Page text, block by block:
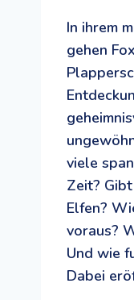
In ihrem
gehen
viele
Zeit?
Elfen?
voraus?
Und wie
Dabei